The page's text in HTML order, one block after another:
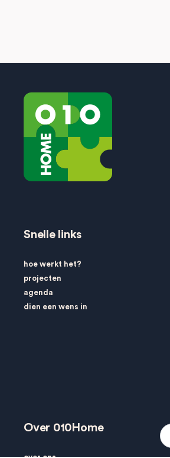
Snelle links
hoe werkt het?
projecten
agenda
dien een wens in
Over 010Home